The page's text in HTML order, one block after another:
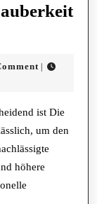
|
ist Die
um den
höhere